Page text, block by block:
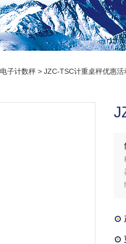
电子计数秤 > JZC-TSC计重桌秤优惠活